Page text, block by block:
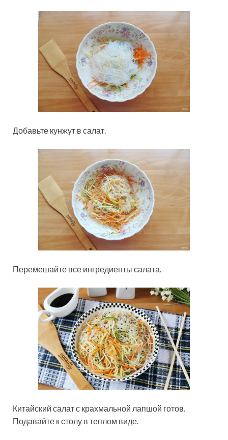
Добавьте кунжут в салат.
Перемешайте все ингредиенты салата.
Китайский салат с крахмальной лапшой готов.
Подавайте к столу в теплом виде.